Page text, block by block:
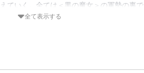
ていく。全ては＜黒の魔女＞の軍勢の裏で
さんがために！最良の策で、味方を勝利に
全て表示する